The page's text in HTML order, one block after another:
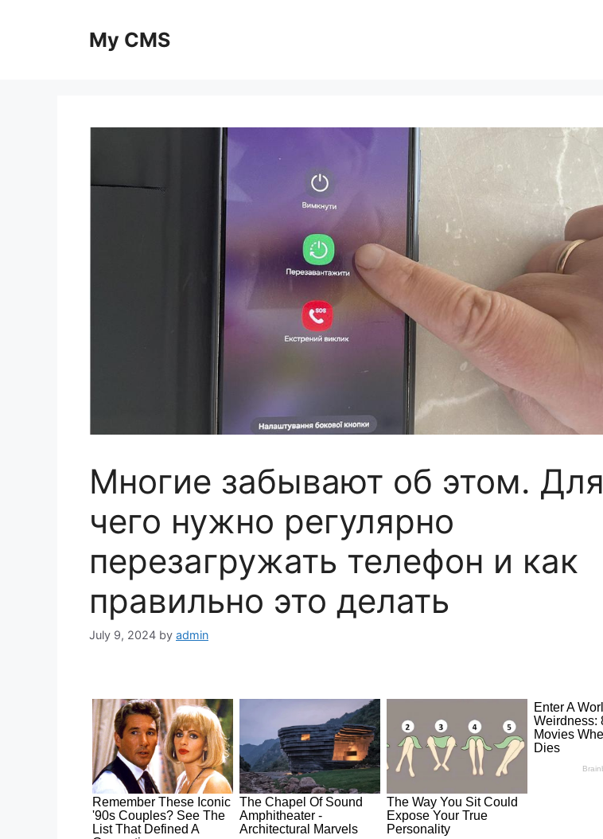
My CMS
Многие забывают об этом. Для
чего нужно регулярно
перезагружать телефон и как
правильно это делать
July 9, 2024 by admin